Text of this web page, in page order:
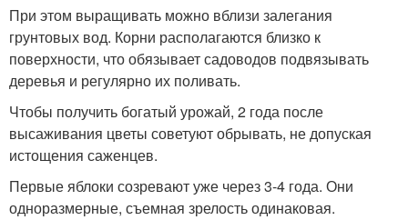
При этом выращивать можно вблизи залегания
грунтовых вод. Корни располагаются близко к
поверхности, что обязывает садоводов подвязывать
деревья и регулярно их поливать.
Чтобы получить богатый урожай, 2 года после
высаживания цветы советуют обрывать, не допуская
истощения саженцев.
Первые яблоки созревают уже через 3-4 года. Они
одноразмерные, съемная зрелость одинаковая.